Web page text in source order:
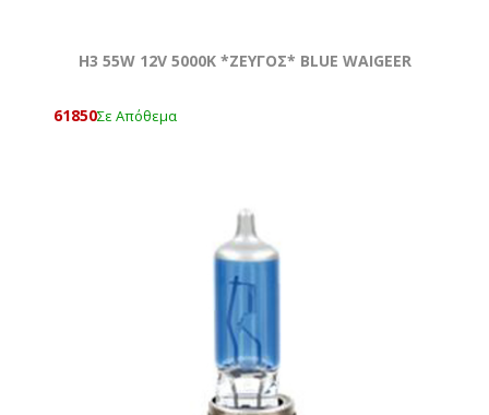
H3 55W 12V 5000Κ *ZEYΓOΣ* BLUE WAIGEER
61850Σε Απόθεμα